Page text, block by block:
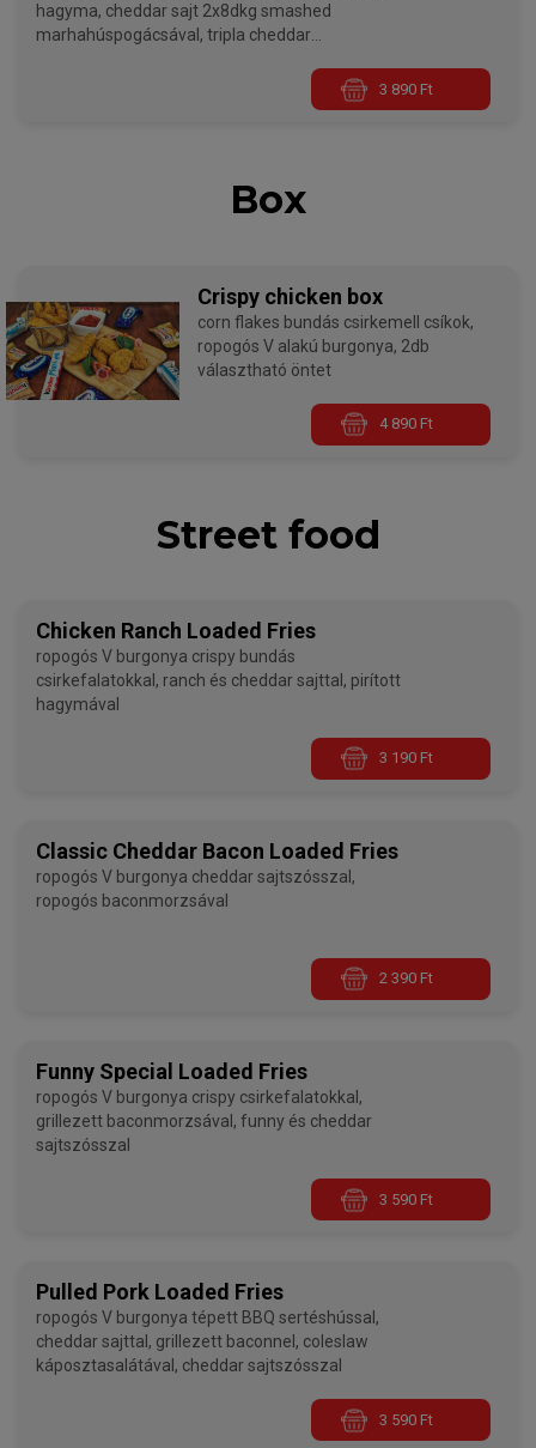
hagyma, cheddar sajt 2x8dkg smashed
marhahúspogácsával, tripla cheddar
3 890 Ft
Box
Crispy chicken box
corn flakes bundás csirkemell csíkok,
ropogós V alakú burgonya, 2db
választható öntet
4 890 Ft
Street food
Chicken Ranch Loaded Fries
ropogós V burgonya crispy bundás
csirkefalatokkal, ranch és cheddar sajttal, pirított
hagymával
3 190 Ft
Classic Cheddar Bacon Loaded Fries
ropogós V burgonya cheddar sajtszósszal,
ropogós baconmorzsával
2 390 Ft
Funny Special Loaded Fries
ropogós V burgonya crispy csirkefalatokkal,
grillezett baconmorzsával, funny és cheddar
sajtszósszal
3 590 Ft
Pulled Pork Loaded Fries
ropogós V burgonya tépett BBQ sertéshússal,
cheddar sajttal, grillezett baconnel, coleslaw
káposztasalátával, cheddar sajtszósszal
3 590 Ft